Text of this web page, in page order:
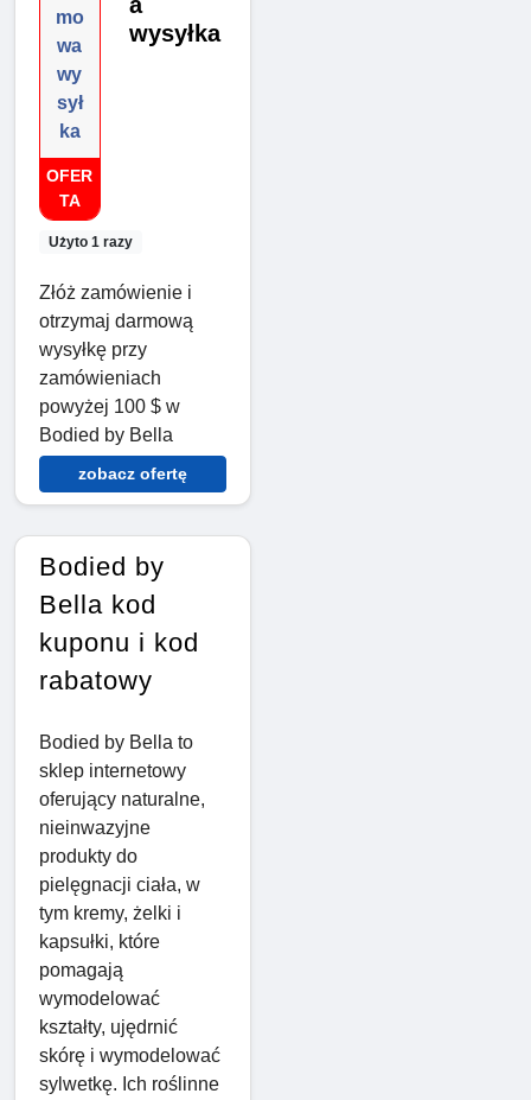
mo
wa
wy
sył
ka
OFER
TA
Użyto 1 razy
wysyłka
Złóż zamówienie i
otrzymaj darmową
wysyłkę przy
zamówieniach
powyżej 100 $ w
Bodied by Bella
zobacz ofertę
Bodied by
Bella kod
kuponu i kod
rabatowy
Bodied by Bella to
sklep internetowy
oferujący naturalne,
nieinwazyjne
produkty do
pielęgnacji ciała, w
tym kremy, żelki i
kapsułki, które
pomagają
wymodelować
kształty, ujędrnić
skórę i wymodelować
sylwetkę. Ich roślinne